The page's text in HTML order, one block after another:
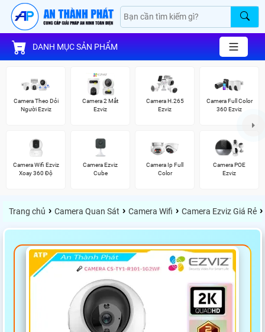
DANH MỤC SẢN PHẨM
Camera Theo Dỏi
Người Ezviz
Camera 2 Mắt
Ezviz
Camera H.265
Ezviz
Camera Full Color
360 Ezviz
Camera Wifi Ezviz
Xoay 360 Độ
Camera Ezviz
Cube
Camera Ip Full
Color
Camera POE
Ezviz
Trang chủ › Camera Quan Sát › Camera Wifi › Camera Ezviz Giá Rẻ ›